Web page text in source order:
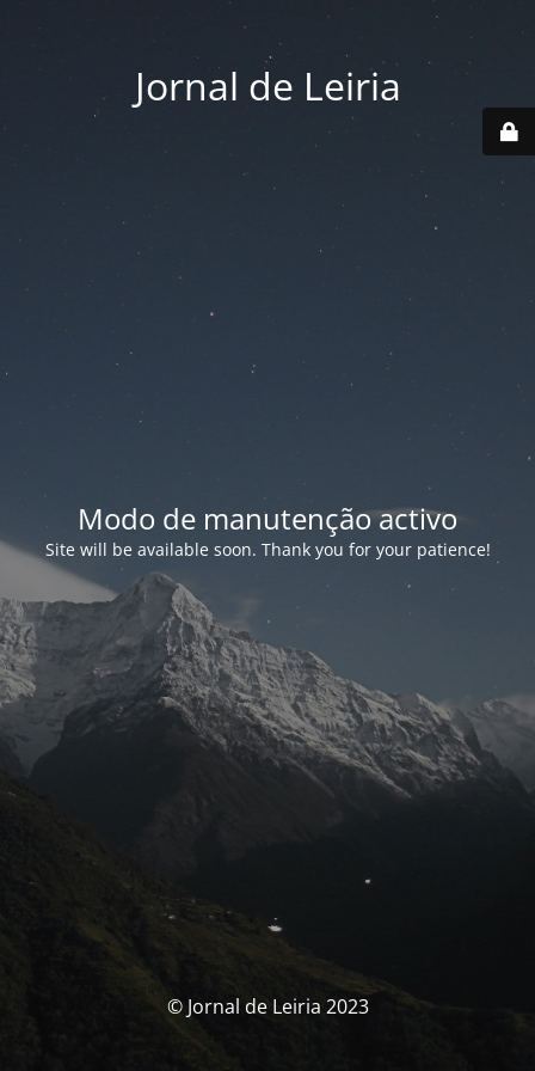
Jornal de Leiria
Modo de manutenção activo
Site will be available soon. Thank you for your patience!
© Jornal de Leiria 2023